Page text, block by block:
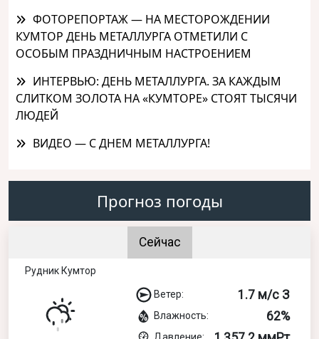
ФОТОРЕПОРТАЖ — НА МЕСТОРОЖДЕНИИ
КУМТОР ДЕНЬ МЕТАЛЛУРГА ОТМЕТИЛИ С
ОСОБЫМ ПРАЗДНИЧНЫМ НАСТРОЕНИЕМ
ИНТЕРВЬЮ: ДЕНЬ МЕТАЛЛУРГА. ЗА КАЖДЫМ
СЛИТКОМ ЗОЛОТА НА «КУМТОРЕ» СТОЯТ ТЫСЯЧИ
ЛЮДЕЙ
ВИДЕО — С ДНЕМ МЕТАЛЛУРГА!
Прогноз погоды
Сейчас
Рудник Кумтор
Ветер: 1.7 м/с З
Влажность: 62%
Давление: